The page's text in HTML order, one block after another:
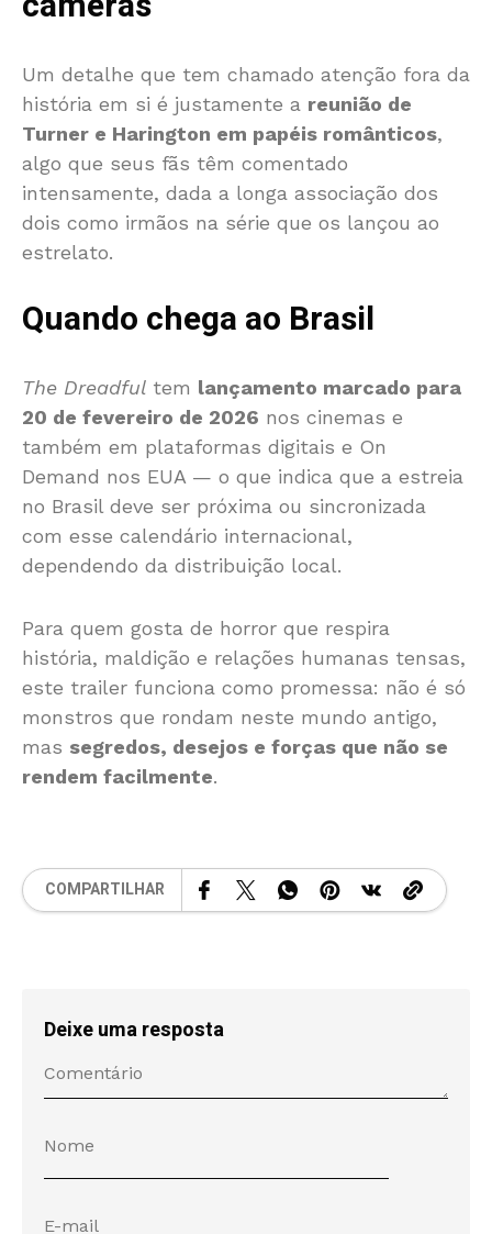
Um detalhe que tem chamado atenção fora da
história em si é justamente a reunião de
Turner e Harington em papéis românticos,
algo que seus fãs têm comentado
intensamente, dada a longa associação dos
dois como irmãos na série que os lançou ao
estrelato.
Quando chega ao Brasil
The Dreadful tem lançamento marcado para
20 de fevereiro de 2026 nos cinemas e
também em plataformas digitais e On
Demand nos EUA — o que indica que a estreia
no Brasil deve ser próxima ou sincronizada
com esse calendário internacional,
dependendo da distribuição local.
Para quem gosta de horror que respira
história, maldição e relações humanas tensas,
este trailer funciona como promessa: não é só
monstros que rondam neste mundo antigo,
mas segredos, desejos e forças que não se
rendem facilmente.
COMPARTILHAR
Deixe uma resposta